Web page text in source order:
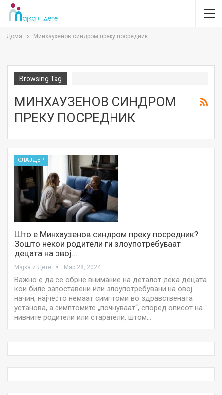
Дома Минхаузенов синдром преку посредник
Browsing Tag
МИНХАУЗЕНОВ СИНДРОМ
ПРЕКУ ПОСРЕДНИК
СЛАЈДЕР
Што е Минхаузенов синдром преку посредник?
Зошто некои родители ги злоупотребуваат
децата на овој…
Мајка и Дете Мар 28, 2024
Важно е да се обрне внимание на деталот дека децата
кои биле запоставени или злоупотребувани на овој
начин, најчесто немаат симптоми во здравствената
установа, а симптомите „почнуваат“, според описот на
нивните родители или старатели, штом…